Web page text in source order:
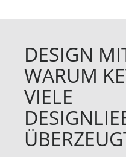
DESIGN
WARUM
VIELE